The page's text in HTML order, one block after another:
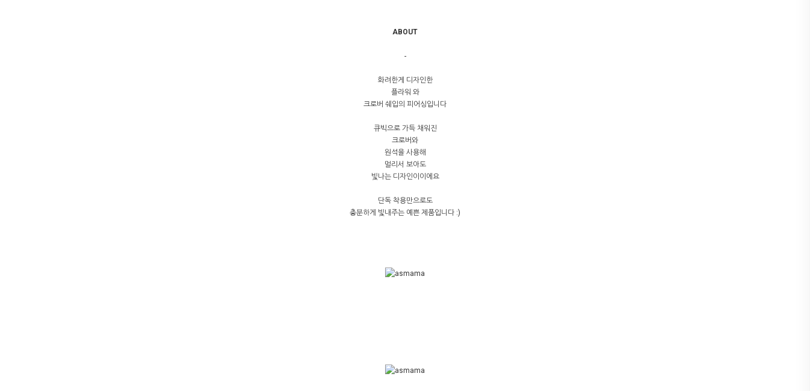
ABOUT
-
화려한게 디자인한
플라워 와
크로버 쉐입의 피어싱입니다
큐빅으로 가득 채워진
크로버와
원석을 사용해
멀리서 보아도
빛나는 디자인이이에요
단독 착용만으로도
충분하게 빛내주는 예쁜 제품입니다 :)